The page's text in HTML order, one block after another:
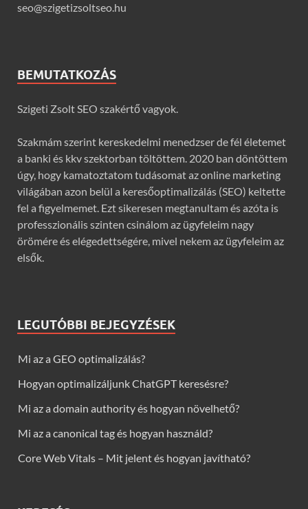
seo@szigetizsoltseo.hu
BEMUTATKOZÁS
Szigeti Zsolt SEO szakértő vagyok.
Szakmám szerint kereskedelmi menedzser de fél életemet
a banki és kkv szektorban töltöttem. 2020 ban döntöttem
úgy, hogy kamatoztatom tudásomat az online marketing
világában azon belül a keresőoptimalizálás (SEO) keltette
fel a figyelmemet. Ezt sikeresen megtanultam és azóta is
professzionális szinten csinálom az ügyfeleim nagy
örömére és elégedettségére, mivel nekem az ügyfeleim az
elsők.
LEGUTÓBBI BEJEGYZÉSEK
Mi az a GEO optimalizálás?
Hogyan optimalizáljunk ChatGPT keresésre?
Mi az a domain authority és hogyan növelhető?
Mi az a canonical tag és hogyan használd?
Core Web Vitals – Mit jelent és hogyan javítható?